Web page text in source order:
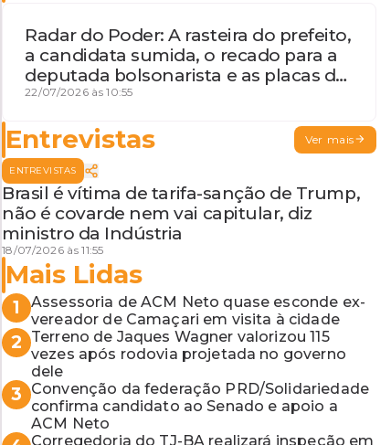
Radar do Poder: A rasteira do prefeito,
a candidata sumida, o recado para a
deputada bolsonarista e as placas da
discórdia
22/07/2026 às 10:55
Entrevistas Ver mais
ENTREVISTAS
Brasil é vítima de tarifa-sanção de Trump,
não é covarde nem vai capitular, diz
ministro da Indústria
18/07/2026 às 11:55
Mais Lidas
1
Assessoria de ACM Neto quase esconde ex-
vereador de Camaçari em visita à cidade
2
Terreno de Jaques Wagner valorizou 115
vezes após rodovia projetada no governo
dele
3
Convenção da federação PRD/Solidariedade
confirma candidato ao Senado e apoio a
ACM Neto
Corregedoria do TJ-BA realizará inspeção em